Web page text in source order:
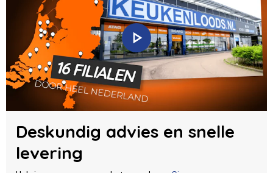
Deskundig advies en snelle
levering